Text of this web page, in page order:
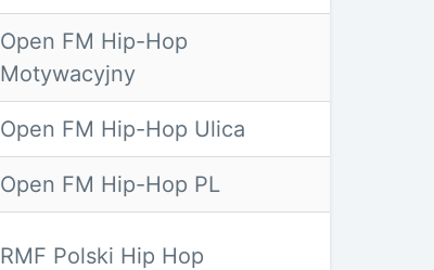
Open FM Hip-Hop
Motywacyjny
Open FM Hip-Hop Ulica
Open FM Hip-Hop PL
RMF Polski Hip Hop